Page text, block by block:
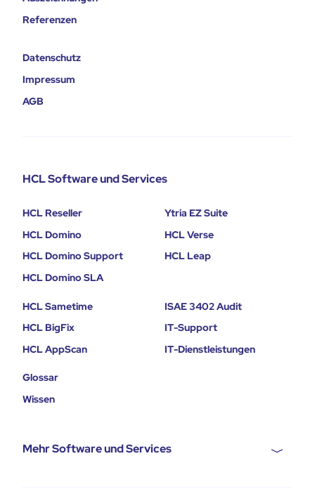
Referenzen
Datenschutz
Impressum
AGB
HCL Software und Services
HCL Reseller
HCL Domino
HCL Domino Support
HCL Domino SLA
Ytria EZ Suite
HCL Verse
HCL Leap
HCL Sametime
HCL BigFix
HCL AppScan
ISAE 3402 Audit
IT-Support
IT-Dienstleistungen
Glossar
Wissen
Mehr Software und Services